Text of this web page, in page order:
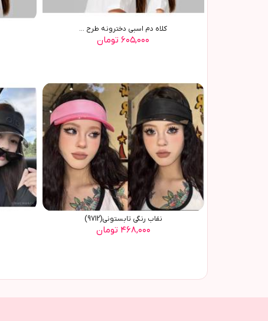
کلاه دم اسبی دخترونه طرح ...
۶۰۵,۰۰۰ تومان
نقاب رنگی تابستونی(9712)
۴۶۸,۰۰۰ تومان